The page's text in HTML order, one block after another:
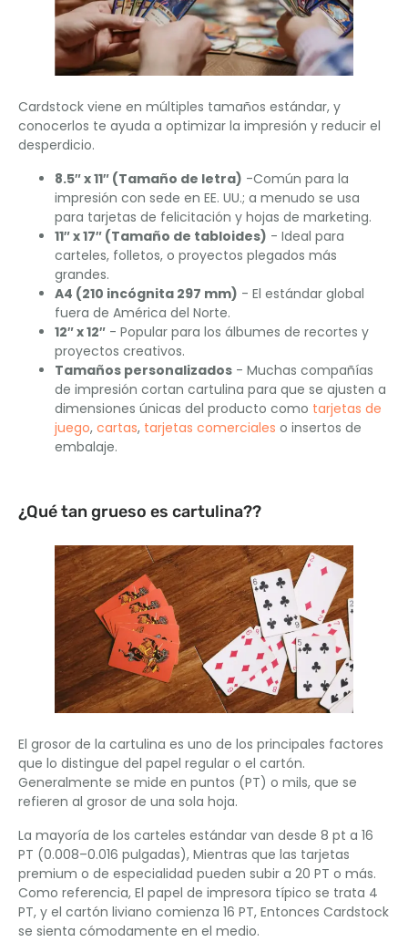
Cardstock viene en múltiples tamaños estándar, y
conocerlos te ayuda a optimizar la impresión y reducir el
desperdicio.
8.5″ x 11″ (Tamaño de letra) -Común para la
impresión con sede en EE. UU.; a menudo se usa
para tarjetas de felicitación y hojas de marketing.
11″ x 17″ (Tamaño de tabloides) - Ideal para
carteles, folletos, o proyectos plegados más
grandes.
A4 (210 incógnita 297 mm) - El estándar global
fuera de América del Norte.
12″ x 12″ - Popular para los álbumes de recortes y
proyectos creativos.
Tamaños personalizados - Muchas compañías
de impresión cortan cartulina para que se ajusten a
dimensiones únicas del producto como tarjetas de
juego, cartas, tarjetas comerciales o insertos de
embalaje.
¿Qué tan grueso es cartulina??
El grosor de la cartulina es uno de los principales factores
que lo distingue del papel regular o el cartón.
Generalmente se mide en puntos (PT) o mils, que se
refieren al grosor de una sola hoja.
La mayoría de los carteles estándar van desde 8 pt a 16
PT (0.008–0.016 pulgadas), Mientras que las tarjetas
premium o de especialidad pueden subir a 20 PT o más.
Como referencia, El papel de impresora típico se trata 4
PT, y el cartón liviano comienza 16 PT, Entonces Cardstock
se sienta cómodamente en el medio.